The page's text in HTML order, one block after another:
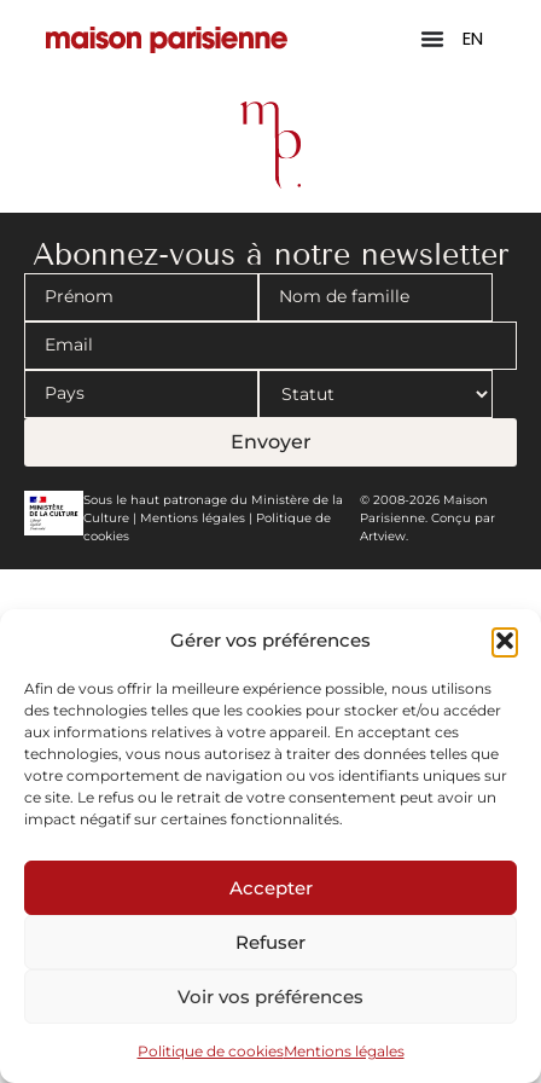
Gérer vos préférences
Afin de vous offrir la meilleure expérience possible, nous utilisons
des technologies telles que les cookies pour stocker et/ou accéder
aux informations relatives à votre appareil. En acceptant ces
technologies, vous nous autorisez à traiter des données telles que
votre comportement de navigation ou vos identifiants uniques sur
ce site. Le refus ou le retrait de votre consentement peut avoir un
impact négatif sur certaines fonctionnalités.
Accepter
Refuser
Voir vos préférences
Politique de cookiesMentions légales
EN
Abonnez-vous à notre newsletter
Envoyer
Sous le haut patronage du Ministère de la
Culture | Mentions légales | Politique de
cookies
© 2008-2026 Maison
Parisienne. Conçu par
Artview.